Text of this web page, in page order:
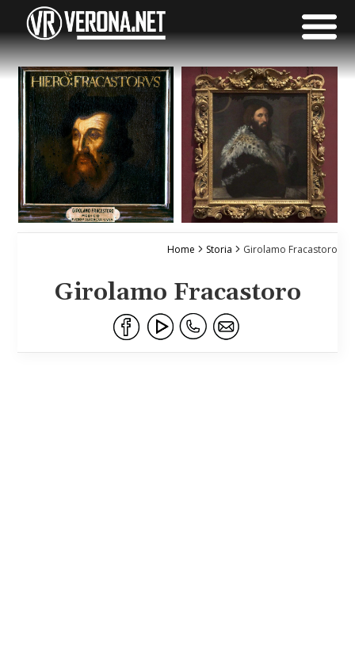
Home Storia Girolamo Fracastoro
Girolamo Fracastoro